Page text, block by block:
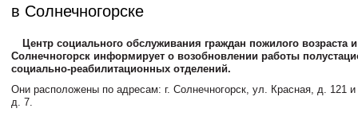
в Солнечногорске
Центр социального обслуживания граждан пожилого возраста
Солнечногорск информирует о возобновлении работы
социально-реабилитационных отделений.
Они расположены по адресам: г. Солнечногорск, ул. Красная, д. 121
д. 7.